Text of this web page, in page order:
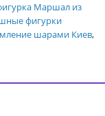
Маршал из
фигурки
шарами Киев,